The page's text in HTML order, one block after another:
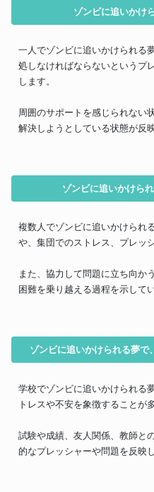
ゾンビに追いかけ
一人でゾンビに追いかけられる
処しなければならないというプ
します。
周囲のサポートを感じられない
解決しようとしている状態が反
ゾンビに追いかけら
複数人でゾンビに追いかけられ
や、集団でのストレス、プレッ
また、協力して問題に立ち向か
困難を乗り越える過程を示して
ゾンビに追いかけられる夢で
学校でゾンビに追いかけられる
トレスや不安を象徴することが
試験や成績、友人関係、教師と
的なプレッシャーや問題を反映